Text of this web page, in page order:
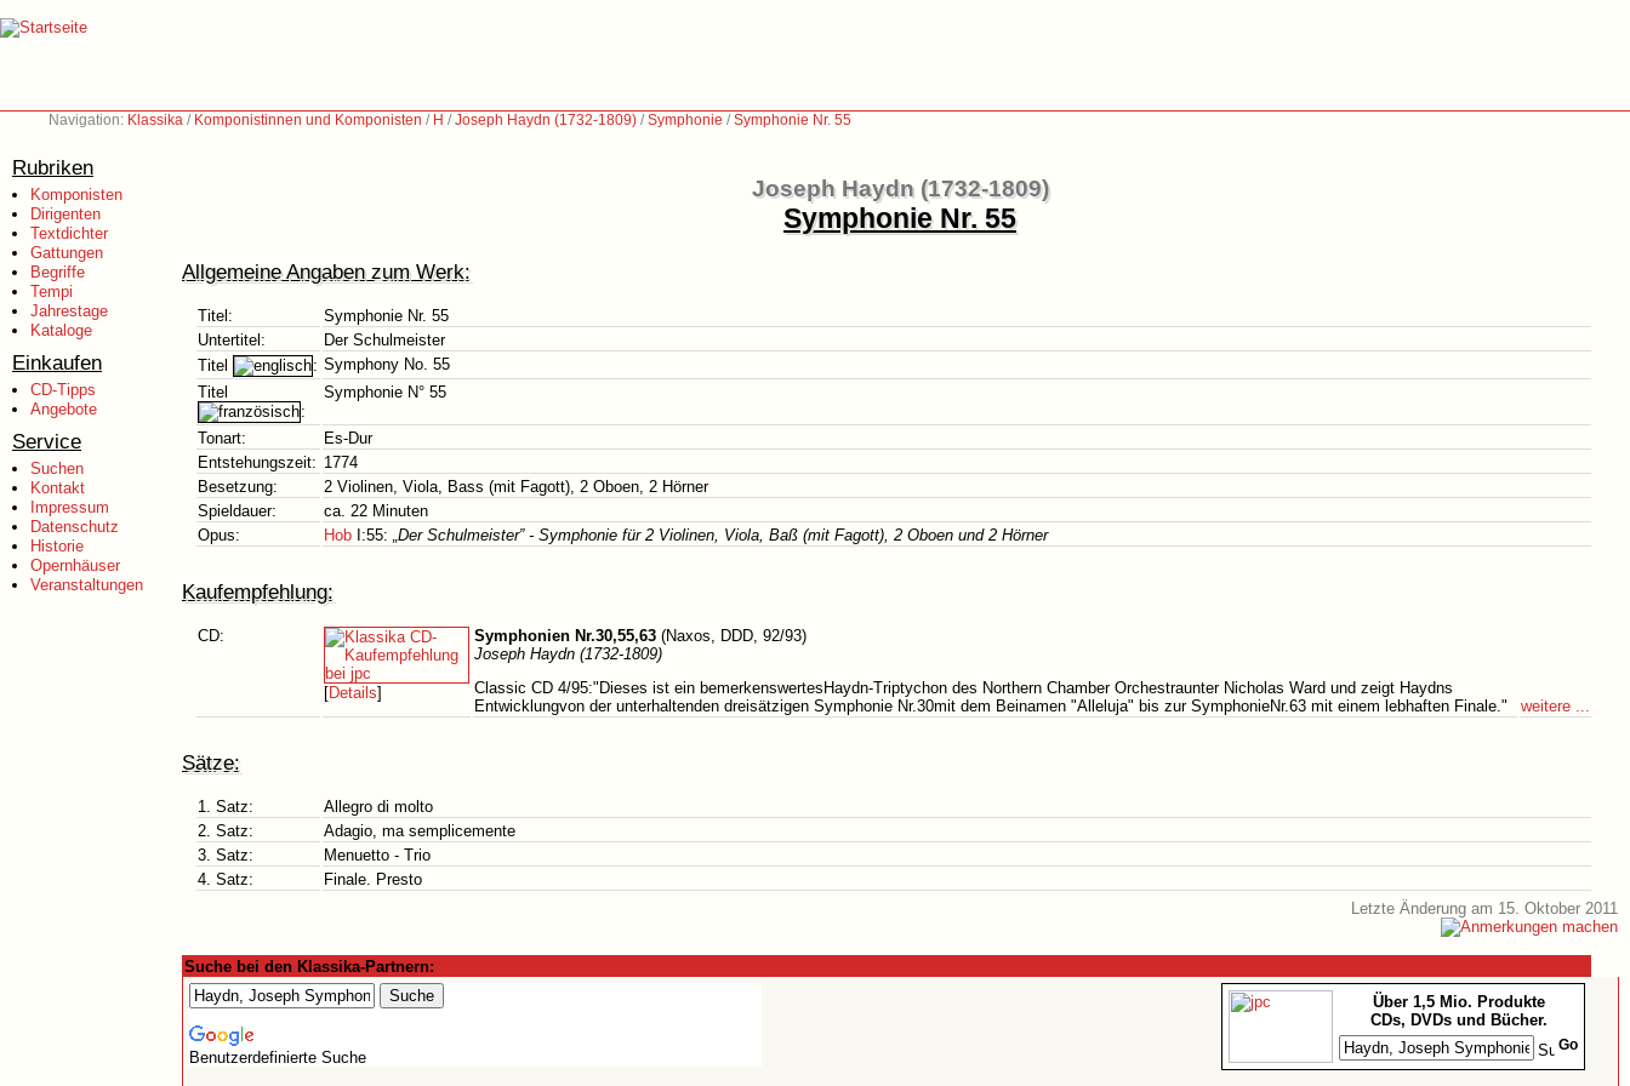
Navigation: Klassika / Komponistinnen und Komponisten / H /Joseph Haydn (1732-1809) /Symphonie /Symphonie Nr. 55
Rubriken
Komponisten
Dirigenten
Textdichter
Gattungen
Begriffe
Tempi
Jahrestage
Kataloge
Einkaufen
CD-Tipps
Angebote
Service
Suchen
Kontakt
Impressum
Datenschutz
Historie
Opernhäuser
Veranstaltungen
Joseph Haydn (1732-1809)
Symphonie Nr. 55
Allgemeine Angaben zum Werk:
Titel:
Symphonie Nr. 55
Untertitel:
Der Schulmeister
Titel
: Symphony No. 55
Titel
:
Symphonie N° 55
Tonart:
Es-Dur
Entstehungszeit: 1774
Besetzung:
2 Violinen, Viola, Bass (mit Fagott), 2 Oboen, 2 Hörner
Spieldauer:
ca. 22 Minuten
Opus:
Hob I:55: „Der Schulmeister” - Symphonie für 2 Violinen, Viola, Baß (mit Fagott), 2 Oboen und 2 Hörner
Kaufempfehlung:
CD:
[Details]
Symphonien Nr.30,55,63 (Naxos, DDD, 92/93)
Joseph Haydn (1732-1809)
Classic CD 4/95:"Dieses ist ein bemerkenswertesHaydn-Triptychon des Northern Chamber Orchestraunter Nicholas Ward und zeigt Haydns
Entwicklungvon der unterhaltenden dreisätzigen Symphonie Nr.30mit dem Beinamen "Alleluja" bis zur SymphonieNr.63 mit einem lebhaften Finale."
weitere ...
Sätze:
1. Satz:
Allegro di molto
2. Satz:
Adagio, ma semplicemente
3. Satz:
Menuetto - Trio
4. Satz:
Finale. Presto
Letzte Änderung am 15. Oktober 2011
Suche bei den Klassika-Partnern:
Benutzerdefinierte Suche
Über 1,5 Mio. Produkte
CDs, DVDs und Bücher.
Go